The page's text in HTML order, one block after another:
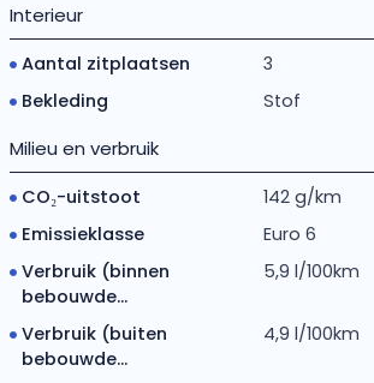
Interieur
Aantal zitplaatsen
3
Bekleding
Stof
Milieu en verbruik
CO₂-uitstoot
142 g/km
Emissieklasse
Euro 6
Verbruik (binnen
bebouwde...
5,9 l/100km
Verbruik (buiten
bebouwde...
4,9 l/100km